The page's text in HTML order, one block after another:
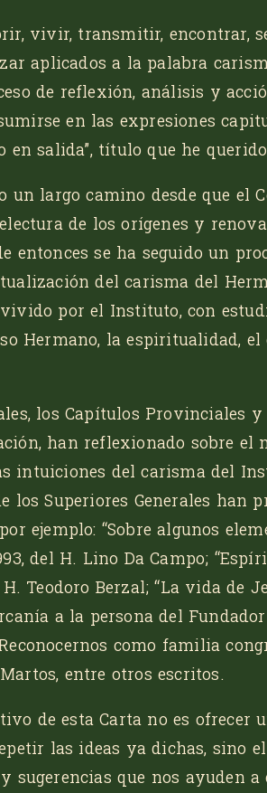
vivir, transmitir, encontrar,
aplicados a la palabra
de reflexión, análisis y
en las expresiones
salida”, título que he
un largo camino desde que el
de los orígenes y
entonces se ha seguido un
del carisma del
por el Instituto, con
Hermano, la espiritualidad,
los Capítulos Provinciales
han reflexionado sobre el
intuiciones del carisma del
los Superiores Generales han
ejemplo: “Sobre algunos
del H. Lino Da Campo;
H. Teodoro Berzal;“La vida de
a la persona del
como familia
entre otros escritos.
de esta Carta no es ofrecer
las ideas ya dichas, sino
sugerencias que nos ayuden